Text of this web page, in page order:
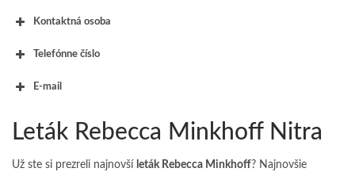
Kontaktná osoba
Telefónne číslo
E-mail
Leták Rebecca Minkhoff Nitra
Už ste si prezreli najnovší leták Rebecca Minkhoff? Najnovšie